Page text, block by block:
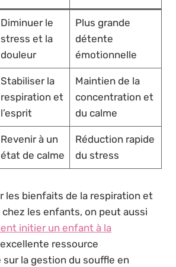
Diminuer le
stress et la
douleur
Plus grande
détente
émotionnelle
Stabiliser la
respiration et
l’esprit
Maintien de la
concentration et
du calme
Revenir à un
état de calme
Réduction rapide
du stress
les bienfaits de la respiration et
les enfants, on peut aussi
initier un enfant à la
ressource
la gestion du souffle en